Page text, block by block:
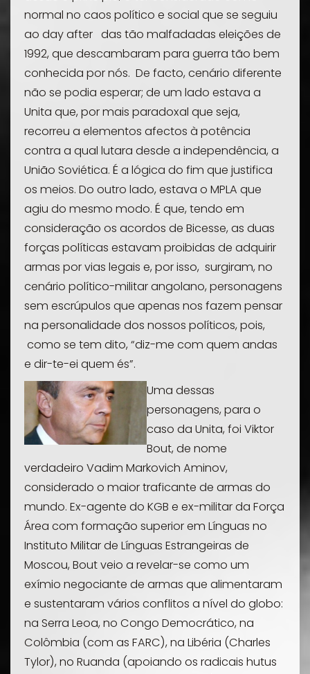
normal no caos político e social que se seguiu
ao day after das tão malfadadas eleições de
1992, que descambaram para guerra tão bem
conhecida por nós. De facto, cenário diferente
não se podia esperar; de um lado estava a
Unita que, por mais paradoxal que seja,
recorreu a elementos afectos à potência
contra a qual lutara desde a independência, a
União Soviética. É a lógica do fim que justifica
os meios. Do outro lado, estava o MPLA que
agiu do mesmo modo. É que, tendo em
consideração os acordos de Bicesse, as duas
forças políticas estavam proibidas de adquirir
armas por vias legais e, por isso, surgiram, no
cenário político-militar angolano, personagens
sem escrúpulos que apenas nos fazem pensar
na personalidade dos nossos políticos, pois,
como se tem dito, “diz-me com quem andas
e dir-te-ei quem és”.
Uma dessas
personagens, para o
caso da Unita, foi Viktor
Bout, de nome
verdadeiro Vadim Markovich Aminov,
considerado o maior traficante de armas do
mundo. Ex-agente do KGB e ex-militar da Força
Área com formação superior em Línguas no
Instituto Militar de Línguas Estrangeiras de
Moscou, Bout veio a revelar-se como um
exímio negociante de armas que alimentaram
e sustentaram vários conflitos a nível do globo:
na Serra Leoa, no Congo Democrático, na
Colômbia (com as FARC), na Libéria (Charles
Tylor), no Ruanda (apoiando os radicais hutus